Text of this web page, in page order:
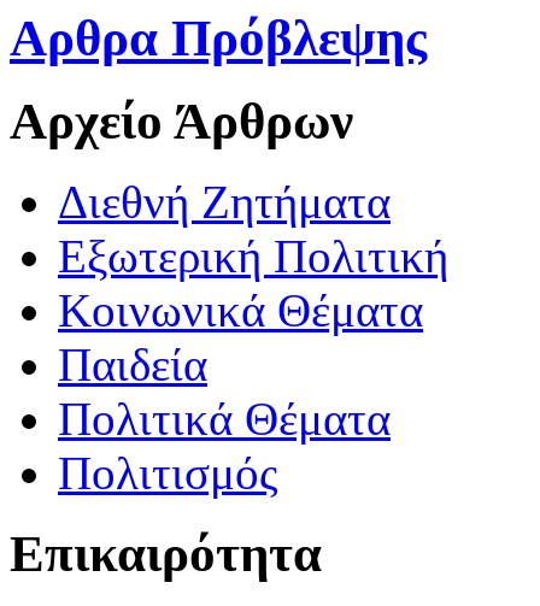
Αρθρα Πρόβλεψης
Αρχείο Άρθρων
Διεθνή Ζητήματα
Εξωτερική Πολιτική
Κοινωνικά Θέματα
Παιδεία
Πολιτικά Θέματα
Πολιτισμός
Επικαιρότητα